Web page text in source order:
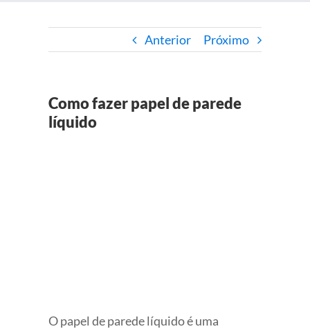
Anterior Próximo
Como fazer papel de parede
líquido
O papel de parede líquido é uma